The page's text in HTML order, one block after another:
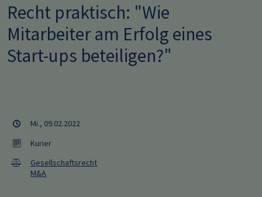
Recht praktisch: "Wie
Mitarbeiter am Erfolg eines
Start-ups beteiligen?"
Mi., 09.02.2022
Kurier
Gesellschaftsrecht
M&A